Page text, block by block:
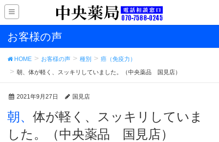
お客様の声
HOME お客様の声 種別
癌（免疫力）
朝、体が軽く、スッキリしていました。（中央薬品 国見店）
2021年9月27日 国見店
朝、体が軽く、スッキリしていま
した。（中央薬品 国見店）